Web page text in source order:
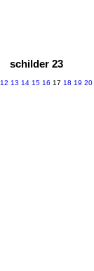
schilder 23
12 13 14 15 16 17 18 19 20